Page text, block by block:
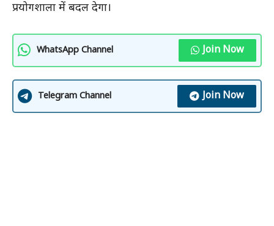
प्रयोगशाला में बदल देगा।
WhatsApp Channel Join Now
Telegram Channel Join Now